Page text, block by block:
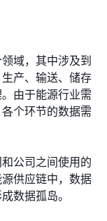
域，其中涉及到
产、输送、储存
由于能源行业需
个环节的数据需
公司之间使用的
供应链中，数据
数据孤岛。